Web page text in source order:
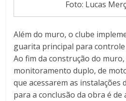
Foto: Lucas
Além do muro, o clube
guarita principal para controle
Ao fim da construção do
monitoramento duplo, de
que acessarem as instalações
para a conclusão da obra é